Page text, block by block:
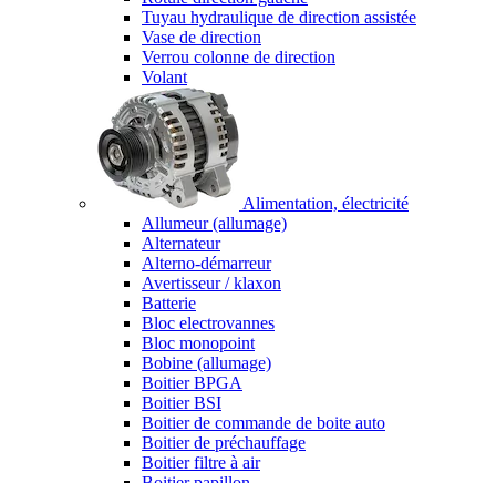
Tuyau hydraulique de direction assistée
Vase de direction
Verrou colonne de direction
Volant
Alimentation, électricité
Allumeur (allumage)
Alternateur
Alterno-démarreur
Avertisseur / klaxon
Batterie
Bloc electrovannes
Bloc monopoint
Bobine (allumage)
Boitier BPGA
Boitier BSI
Boitier de commande de boite auto
Boitier de préchauffage
Boitier filtre à air